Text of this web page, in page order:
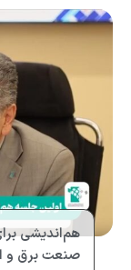
هم‌اندیشی
صنعت برق و